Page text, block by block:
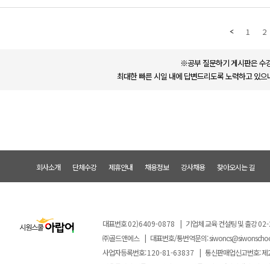
1 2
※공부 질문하기 게시판은 수
최대한 빠른 시일 내에 답변드리도록 노력하고 있
회사소개 단체수강 제휴안내 채용정보 강사채용 찾아오시는 길
대표번호02)6409-0878 | 기업체 교육 컨설팅 및 출강
㈜골드앤에스 | 대표번호/통번역문의:
사업자등록번호:120-81-63837 | 통신판매업신고번호: 제